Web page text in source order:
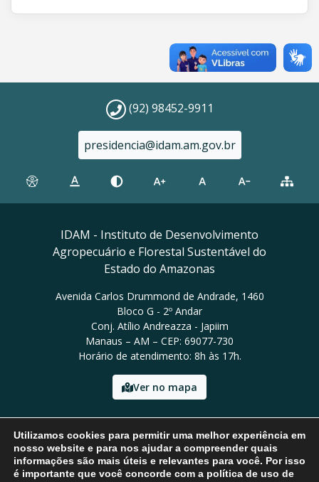
(92) 98452-9911
presidencia@idam.am.gov.br
IDAM - Instituto de Desenvolvimento
Agropecuário e Florestal Sustentável do
Estado do Amazonas
Avenida Carlos Drummond de Andrade, 1460
Bloco G - 2º Andar
Conj. Atílio Andreazza - Japiim
Manaus – AM – CEP: 69077-730
Horário de atendimento: 8h às 17h.
Ver no mapa
Email: presidencia@idam.am.gov.br
Tel: (92) 98452-9911
Utilizamos cookies para permitir uma melhor experiência em
nosso website e para nos ajudar a compreender quais
informações são mais úteis e relevantes para você. Por isso
é importante que você concorde com a política de uso de